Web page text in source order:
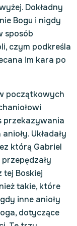
Dokładny
Bogu i nigdy
sposób
czym podkreśla
im kara po
początkowych
przekazywania
Układały
którą Gabriel
tej Boskiej
takie, które
inne anioły
dotyczące